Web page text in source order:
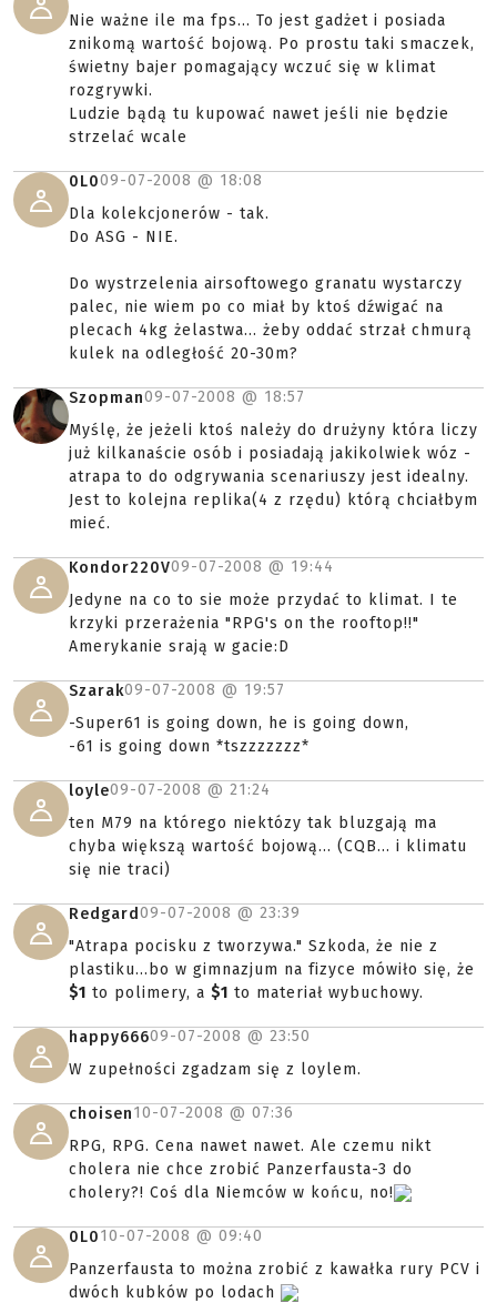
Nie ważne ile ma fps... To jest gadżet i posiada
znikomą wartość bojową. Po prostu taki smaczek,
świetny bajer pomagający wczuć się w klimat
rozgrywki.
Ludzie bądą tu kupować nawet jeśli nie będzie
strzelać wcale
0L009-07-2008 @ 18:08
Dla kolekcjonerów - tak.
Do ASG - NIE.
Do wystrzelenia airsoftowego granatu wystarczy
palec, nie wiem po co miał by ktoś dźwigać na
plecach 4kg żelastwa... żeby oddać strzał chmurą
kulek na odległość 20-30m?
Szopman09-07-2008 @ 18:57
Myślę, że jeżeli ktoś należy do drużyny która liczy
już kilkanaście osób i posiadają jakikolwiek wóz -
atrapa to do odgrywania scenariuszy jest idealny.
Jest to kolejna replika(4 z rzędu) którą chciałbym
mieć.
Kondor220V09-07-2008 @ 19:44
Jedyne na co to sie może przydać to klimat. I te
krzyki przerażenia "RPG's on the rooftop!!"
Amerykanie srają w gacie:D
Szarak09-07-2008 @ 19:57
-Super61 is going down, he is going down,
-61 is going down *tszzzzzzz*
loyle09-07-2008 @ 21:24
ten M79 na którego niektózy tak bluzgają ma
chyba większą wartość bojową... (CQB... i klimatu
się nie traci)
Redgard09-07-2008 @ 23:39
"Atrapa pocisku z tworzywa." Szkoda, że nie z
plastiku...bo w gimnazjum na fizyce mówiło się, że
$1 to polimery, a $1 to materiał wybuchowy.
happy66609-07-2008 @ 23:50
W zupełności zgadzam się z loylem.
choisen10-07-2008 @ 07:36
RPG, RPG. Cena nawet nawet. Ale czemu nikt
cholera nie chce zrobić Panzerfausta-3 do
cholery?! Coś dla Niemców w końcu, no!
0L010-07-2008 @ 09:40
Panzerfausta to można zrobić z kawałka rury PCV i
dwóch kubków po lodach